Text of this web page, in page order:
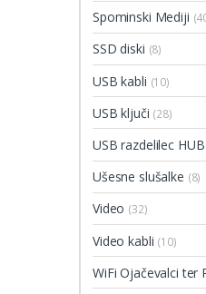
Spominski Mediji
SSD diski (8)
USB kabli (10)
USB ključi (28)
USB razdelilec HUB
Ušesne slušalke (8)
Video (32)
Video kabli (10)
WiFi Ojačevalci ter